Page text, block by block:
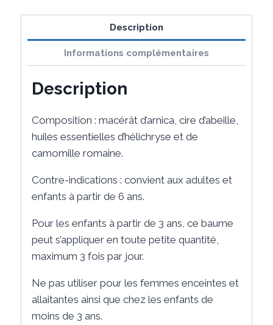
secours
Description
Informations complémentaires
Description
Composition : macérât d’arnica, cire d’abeille,
huiles essentielles d’hélichryse et de
camomille romaine.
Contre-indications : convient aux adultes et
enfants à partir de 6 ans.
Pour les enfants à partir de 3 ans, ce baume
peut s’appliquer en toute petite quantité,
maximum 3 fois par jour.
Ne pas utiliser pour les femmes enceintes et
allaitantes ainsi que chez les enfants de
moins de 3 ans.